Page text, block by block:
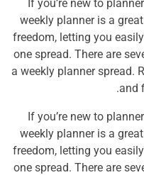
If you’re new to
weekly planner is a
freedom, letting you
one spread. There are
a weekly planner
If you’re new to
weekly planner is a
freedom, letting you
one spread. There are